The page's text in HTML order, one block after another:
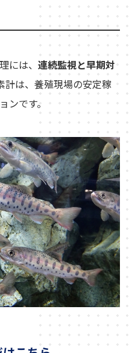
には、 連続監視と早期対
計は、養殖現場の安定稼
ンです。